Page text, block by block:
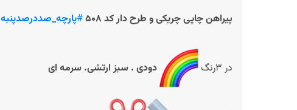
پیراهن چاپی چریکی و طرح دار کد ۵۰۸ #پارچه_صددرصدپنبه
در ۳رنگ دودی . سبز ارتشی. سرمه ای